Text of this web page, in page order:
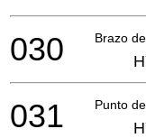
Brazo
030
Punto
031